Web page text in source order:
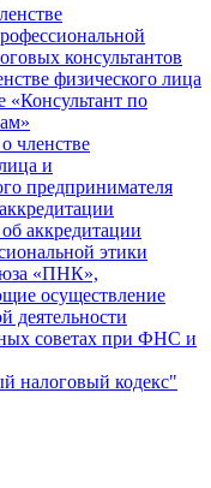
консультантов
физического лица
«Консультант по
членстве
и
предпринимателя
аккредитации
этики
«ПНК»,
осуществление
деятельности
советах при ФНС и
налоговый кодекс"